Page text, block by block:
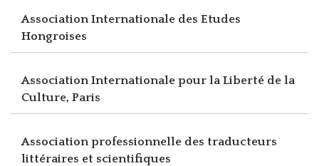
Association Internationale des Etudes
Hongroises
Association Internationale pour la Liberté de la
Culture, Paris
Association professionnelle des traducteurs
littéraires et scientifiques